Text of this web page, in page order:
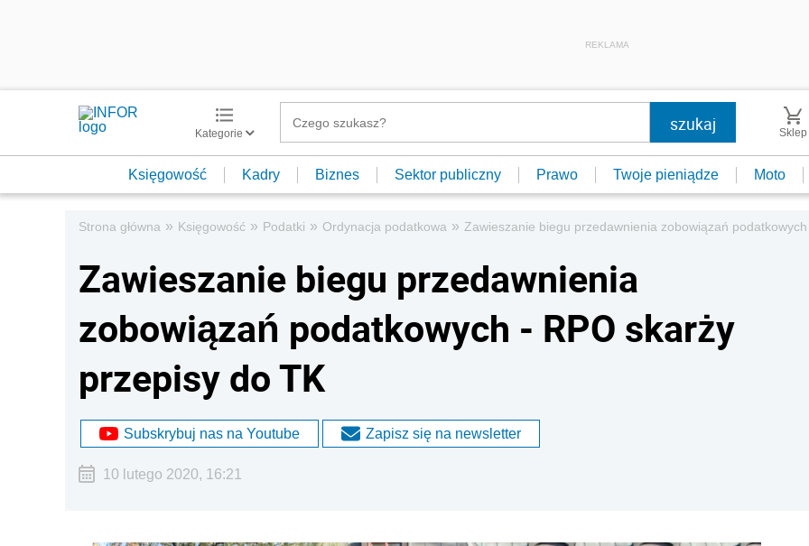
REKLAMA
Kategorie Sklep
Księgowość Kadry Biznes Sektor publiczny Prawo Twoje pieniądze Moto
Strona główna » Księgowość » Podatki » Ordynacja podatkowa » Zawieszanie biegu przedawnienia zobowiązań
Zawieszanie biegu przedawnienia
zobowiązań podatkowych - RPO skarży
przepisy do TK
Subskrybuj nas na Youtube Zapisz się na newsletter
10 lutego 2020, 16:21